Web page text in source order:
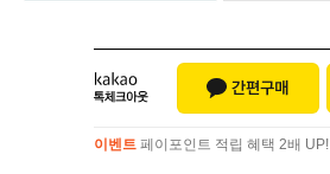
이벤트 페이포인트 적립 혜택 2배 UP!